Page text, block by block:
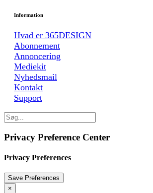
Information
Hvad er 365DESIGN
Abonnement
Annoncering
Mediekit
Nyhedsmail
Kontakt
Support
Privacy Preference Center
Privacy Preferences
×